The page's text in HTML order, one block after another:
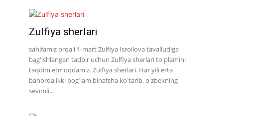
Zulfiya sherlari
sahifamiz orqali 1-mart Zulfiya Isroilova tavalludiga
bag'ishlangan tadbir uchun Zulfiya sherlari to'plamini
taqdim etmoqdamiz. Zulfiya sherlari. Har yili erta
bahorda ikki bogʻlam binafsha koʻtarib, oʻzbekning
sevimli...